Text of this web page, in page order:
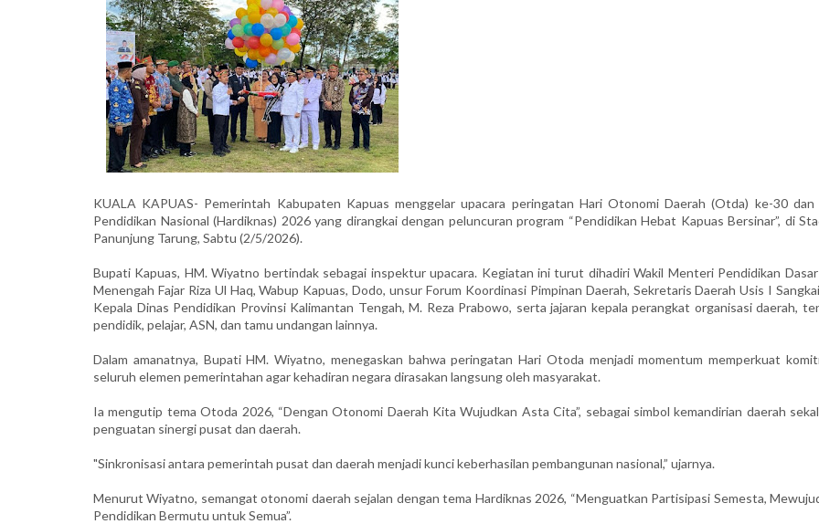
KUALA KAPUAS- Pemerintah Kabupaten Kapuas menggelar upacara peringatan Hari Otonomi Daerah (Otda) ke-30 dan
Pendidikan Nasional (Hardiknas) 2026 yang dirangkai dengan peluncuran program “Pendidikan Hebat Kapuas Bersinar”, di
Panunjung Tarung, Sabtu (2/5/2026).
Bupati Kapuas, HM. Wiyatno bertindak sebagai inspektur upacara. Kegiatan ini turut dihadiri Wakil Menteri Pendidikan
Menengah Fajar Riza Ul Haq, Wabup Kapuas, Dodo, unsur Forum Koordinasi Pimpinan Daerah, Sekretaris Daerah Usis I
Kepala Dinas Pendidikan Provinsi Kalimantan Tengah, M. Reza Prabowo, serta jajaran kepala perangkat organisasi daerah,
pendidik, pelajar, ASN, dan tamu undangan lainnya.
Dalam amanatnya, Bupati HM. Wiyatno, menegaskan bahwa peringatan Hari Otoda menjadi momentum memperkuat
seluruh elemen pemerintahan agar kehadiran negara dirasakan langsung oleh masyarakat.
Ia mengutip tema Otoda 2026, “Dengan Otonomi Daerah Kita Wujudkan Asta Cita”, sebagai simbol kemandirian daerah
penguatan sinergi pusat dan daerah.
"Sinkronisasi antara pemerintah pusat dan daerah menjadi kunci keberhasilan pembangunan nasional,” ujarnya.
Menurut Wiyatno, semangat otonomi daerah sejalan dengan tema Hardiknas 2026, “Menguatkan Partisipasi Semesta,
Pendidikan Bermutu untuk Semua”.